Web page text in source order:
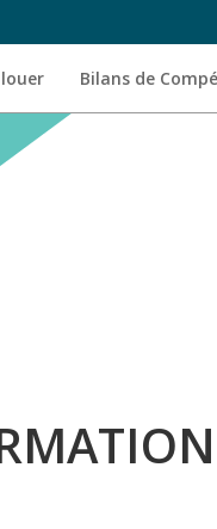
Bilans de